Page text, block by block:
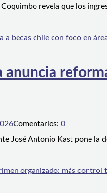
revela que los
Comentarios: 0
José Antonio Kast pone la